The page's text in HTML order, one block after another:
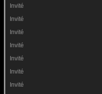
Invité
Invité
Invité
Invité
Invité
Invité
Invité